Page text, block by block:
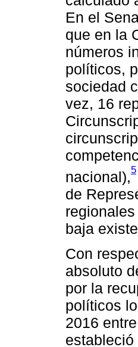
En el
que en la
números
políticos,
sociedad
vez, 16
nacional),5
de
baja
Con
absoluto
por la
políticos
2016